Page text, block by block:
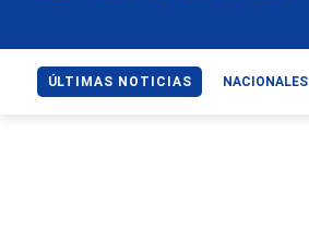
ÚLTIMAS NOTICIAS NACIONALES